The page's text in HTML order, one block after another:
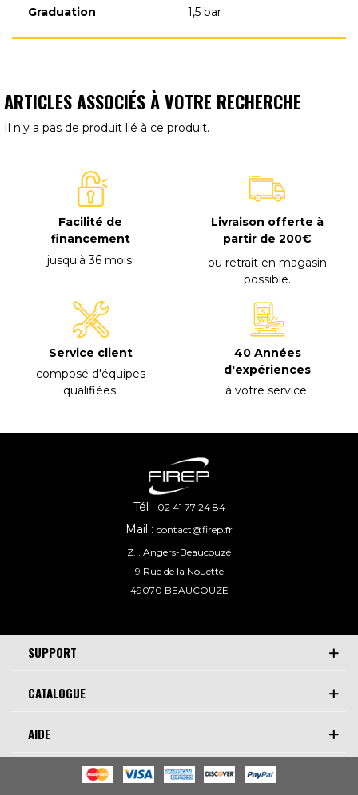
Graduation
1,5 bar
ARTICLES ASSOCIÉS À VOTRE RECHERCHE
Il n'y a pas de produit lié à ce produit.
Facilité de
financement
jusqu'à 36 mois.
Livraison offerte à
partir de 200€
ou retrait en magasin
possible.
Service client
composé d'équipes
qualifiées.
40 Années
d'expériences
à votre service.
AIDE
CATALOGUE
SUPPORT
Tél : 02 41 77 24 84
Mail : contact@firep.fr
Z.I. Angers-Beaucouzé
9 Rue de la Nouette
49070 BEAUCOUZE